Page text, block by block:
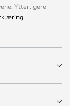
Ytterligere
.